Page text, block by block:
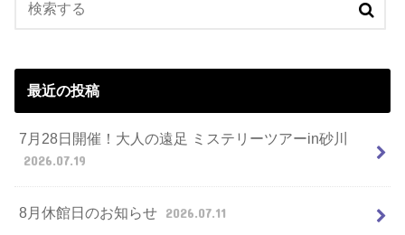
最近の投稿
7月28日開催！大人の遠足 ミステリーツアーin砂川
2026.07.19
8月休館日のお知らせ 2026.07.11